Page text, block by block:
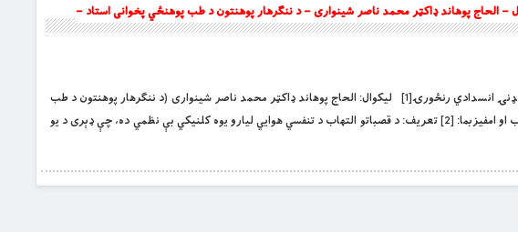
الحاج پوهاند ډاکټر محمد ناصر شينواری – د ننګرهار پوهنتون د طب پوهنځي پخوانی استاد –
بِسْمِ اللَّهِ الرَّحْمَنِ الرَّحِيمِ د سږو مزمنې یا ځنډنۍ انسدادي رنځورۍ[1] لیکوال: الحاج پوهاند ډاکټر محمد ناصر شينواری (د ننګرهار پوهنتون د طب
پوهنځي پخوانی استاد) د قصباتو مزمن التهاب او امفیزبما: [2] تعریف: د قصباتو التهاب د تنفسي هوايي لیارو یوه کلنیکي بې نظمي ده، چې ډېری د یو